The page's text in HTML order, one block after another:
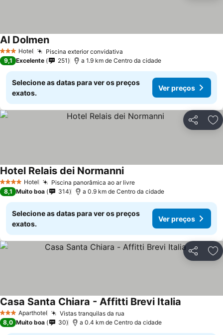
3 EstrelasHotel Piscina exterior convidativa
Al Dolmen
9,1 Excelente 251 a 1.9 km de Centro da cidade
Selecione as datas para ver os preços
exatos.
Ver preços
Partilhar
4 EstrelasHotel Piscina panorâmica ao ar livre
Hotel Relais dei Normanni
8,1 Muito boa 314 a 0.9 km de Centro da cidade
Selecione as datas para ver os preços
exatos.
Ver preços
Partilhar
3 EstrelasAparthotel Vistas tranquilas da rua
Casa Santa Chiara - Affitti Brevi Italia
8,0 Muito boa 30 a 0.4 km de Centro da cidade